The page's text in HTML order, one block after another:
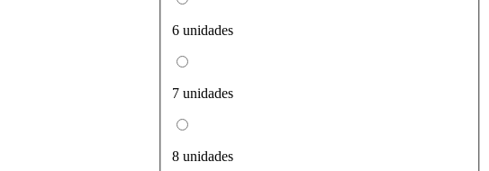
6 unidades
7 unidades
8 unidades